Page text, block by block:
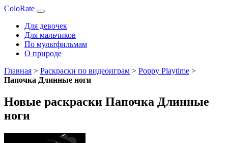
ColoRate
Для девочек
Для мальчиков
По мультфильмам
О природе
Главная > Раскраски по видеоиграм > Poppy Playtime >
Папочка Длинные ноги
Новые раскраски Папочка Длинные
ноги